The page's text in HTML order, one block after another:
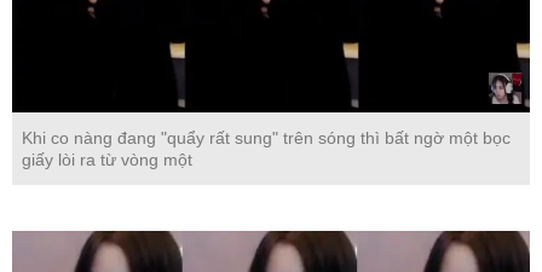
Khi co nàng đang "quẩy rất sung" trên sóng thì bất ngờ một bọc
giấy lòi ra từ vòng một